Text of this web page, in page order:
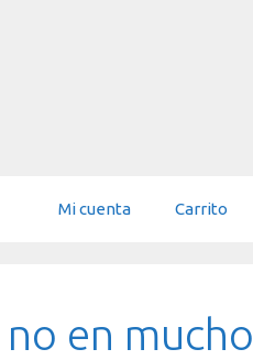
Mi cuenta Carrito
en mucho